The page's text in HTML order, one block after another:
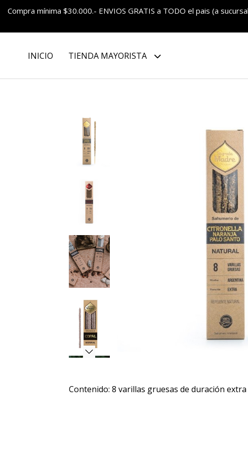
Compra mínima $30.000.- ENVIOS GRATIS a TODO el pais (a
INICIO TIENDA MAYORISTA
Contenido: 8 varillas gruesas de duración extra